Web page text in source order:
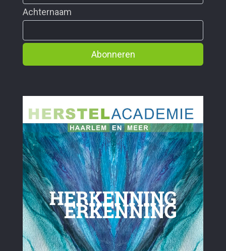
Achternaam
Abonneren